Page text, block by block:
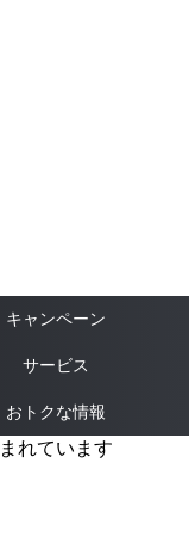
キャンペーン
サービス
おトクな情報
れています